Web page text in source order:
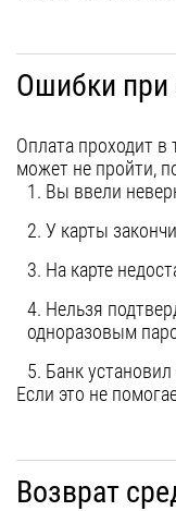
Ошибки при
Оплата проходит в
может не пройти,
1. Вы ввели
2. У карты
3. На карте
4. Нельзя
одноразовым
5. Банк
Если это не
Возврат